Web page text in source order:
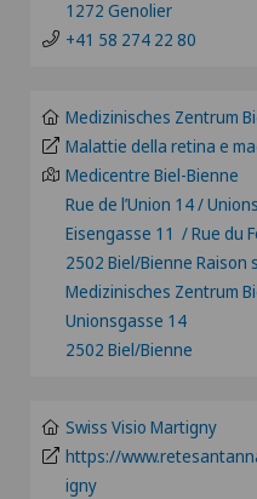
Anestesiologia
Artroscopia del
Artroscopia della
Artrosi del ginocchio
Artrosi
Artrosi dell’anca
VS
JU
VD
NE
1272 Genolier
+41 58 274 22 80
Medizinisches Zentrum
Malattie della retina e
Medicentre Biel-Bienne
Rue de l’Union 14 /
Eisengasse 11 / Rue du
2502 Biel/Bienne Raison
Medizinisches Zentrum
Unionsgasse 14
2502 Biel/Bienne
Swiss Visio Martigny
https://
igny